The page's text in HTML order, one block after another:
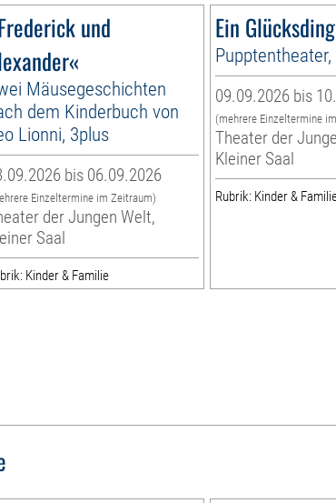
und
Mäusegeschichten
dem Kinderbuch von
Lionni, 3plus
bis 06.09.2026
Einzeltermine im Zeitraum)
der Jungen Welt,
Saal
Kinder & Familie
Ein Glücksding
09.09.2026 bis
(mehrere Einzeltermine
Theater der
Kleiner Saal
Rubrik: Kinder &